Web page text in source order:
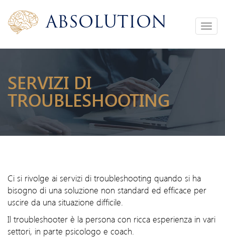
Toggle
navigation
Absolution
SERVIZI DI
TROUBLESHOOTING
Ci si rivolge ai servizi di troubleshooting quando si ha
bisogno di una soluzione non standard ed efficace per
uscire da una situazione difficile.
Il troubleshooter è la persona con ricca esperienza in vari
settori, in parte psicologo e coach.